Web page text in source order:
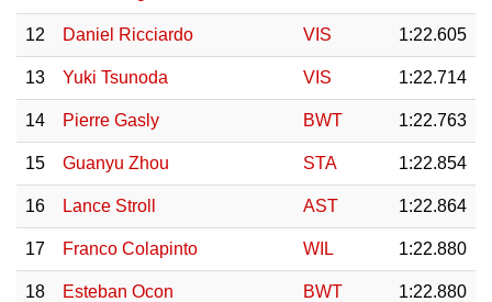
12 Daniel Ricciardo VIS 1:22.605
13 Yuki Tsunoda VIS 1:22.714
14 Pierre Gasly BWT 1:22.763
15 Guanyu Zhou STA 1:22.854
16 Lance Stroll AST 1:22.864
17 Franco Colapinto WIL 1:22.880
18 Esteban Ocon BWT 1:22.880